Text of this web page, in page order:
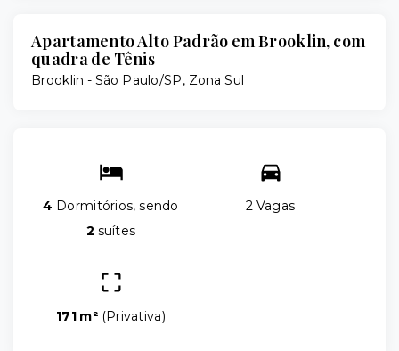
Apartamento Alto Padrão em Brooklin, com
quadra de Tênis
Brooklin - São Paulo/SP, Zona Sul
4 Dormitórios, sendo
2 suítes
2 Vagas
171 m² (Privativa)